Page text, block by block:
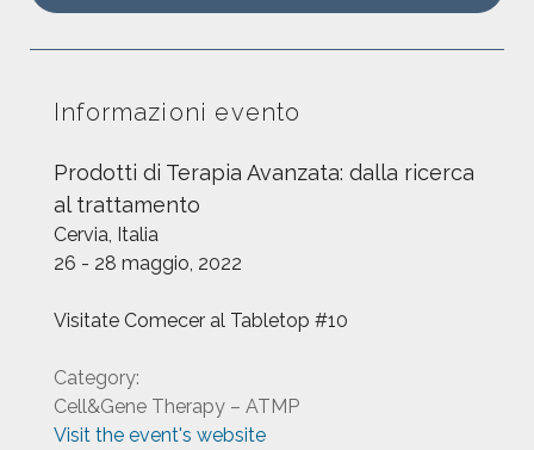
Informazioni evento
Prodotti di Terapia Avanzata: dalla ricerca
al trattamento
Cervia, Italia
26 - 28 maggio, 2022
Visitate Comecer al Tabletop #10
Category:
Cell&Gene Therapy – ATMP
Visit the event's website